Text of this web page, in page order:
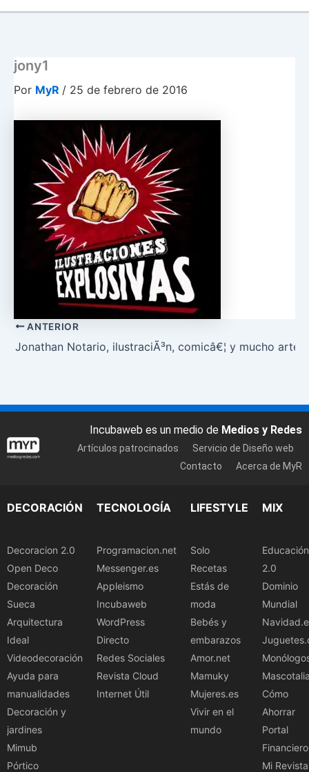
jony1
Por MyR / 25 de febrero de 2016
ANTERIOR
Jonathan Notario, ilustraciÃ³n, comicâ€¦ y mucho arte
Incubaweb es un medio de Medios y Redes
Artículos patrocinados
Servicio de Diseño web
Contacto
Acerca de MyR
DECORACIÓN
Decoracion 2.0
Open Deco
Decoración
Sueca
Arquitectura
Ideal
Videodecoración
Ayuda para
manualidades
Decoración y
jardines
Mimub
Pórtico
TECNOLOGÍA
Programacion.net
Messenger.es
Appleismo
Incubaweb
WordPress
Directo
Redes Sociales
Revista Cloud
Internet Útil
LIFESTYLE
Solo
Recetas
Estás de
moda
Bebés y
embarazos
Amor.net
Mamuky
Mujeres.es
Vivir en el
mundo
MIX
Educación
2.0
Dominio
Mundial
Cómo
Ahorrar
Portal
Financiero
Mi Revista